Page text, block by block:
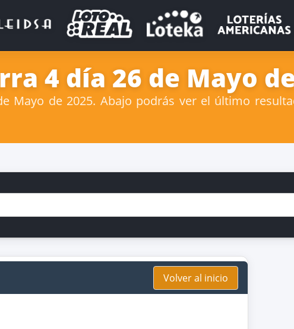
4 día 26 de Mayo
Mayo de 2025. Abajo podrás ver el último
Volver al inicio